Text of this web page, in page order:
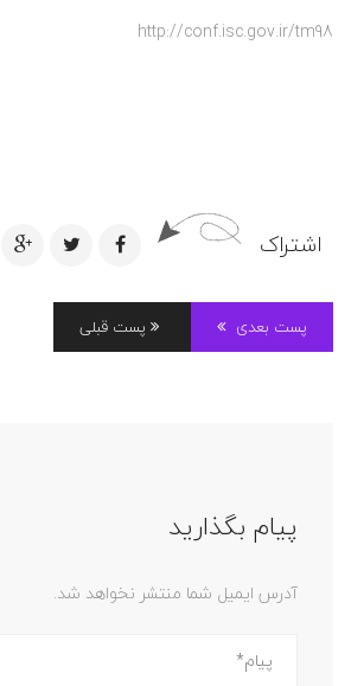
http://conf.isc.gov.ir/tm98
اشتراک
پست قبلی پست بعدی
پیام بگذارید
آدرس ایمیل شما منتشر نخواهد شد.